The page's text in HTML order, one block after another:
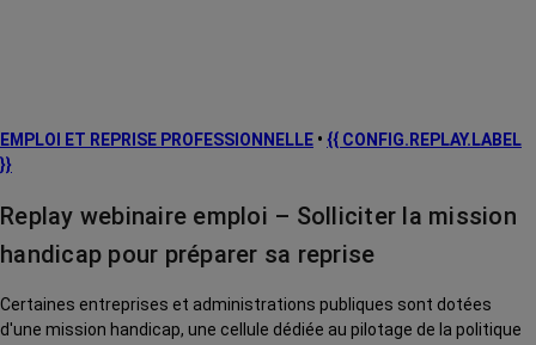
Traitements
La vie autour
EMPLOI ET REPRISE PROFESSIONNELLE • {{ CONFIG.REPLAY.LABEL
}}
Replay webinaire emploi – Solliciter la mission
handicap pour préparer sa reprise
Certaines entreprises et administrations publiques sont dotées
d'une mission handicap, une cellule dédiée au pilotage de la politique